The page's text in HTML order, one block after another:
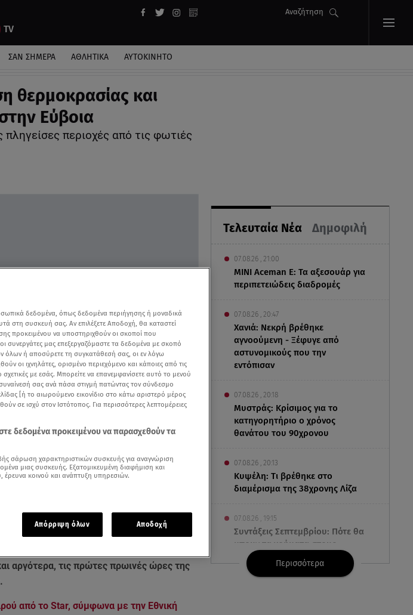
Αναζήτηση
ΣΑΝ ΣΗΜΕΡΑ ΑΘΛΗΤΙΚΑ ΑΥΤΟΚΙΝΗΤΟ
θερμοκρασίας και
Εύβοια
πληγείσες περιοχές από τις φωτιές
Τελευταία Νέα Δημοφιλή
07.08.26 , 21:00
MINI Aceman E: Τα αξεσουάρ για
περιπετειώδεις διαδρομές
07.08.26 , 20:47
Χανιά: Νεκρή βρέθηκε
αγνοούμενη - Ξέφυγε από
αστυνομικούς που την
εντόπισαν
07.08.26 , 20:18
Μυστράς: Κρίσιμος για το
κατηγορητήριο ο χρόνος
θανάτου του 90χρονου
07.08.26 , 20:13
Κυψέλη: Tι βρέθηκε στο
διαμέρισμα της 38χρονης Λίζα
07.08.26 , 19:15
Συντάξεις Σεπτεμβρίου: Πότε θα
μπουν τα χρήματα στους
λογαριασμούς
Περισσότερα
στα αποτελέσματα αναζήτησης
το meteo του Εθνικού Αστεροσκοπείου
αερίων μαζών από την περιοχή μας θα
στα ηπειρωτικά τμήματα σήμερα το
αργότερα, τις πρώτες πρωινές ώρες της
από το Star, σύμφωνα με την Εθνική
δεδομένα, όπως δεδομένα περιήγησης ή μοναδικά
στη συσκευή σας. Αν επιλέξετε Αποδοχή, θα καταστεί
προκειμένου να υποστηριχθούν οι σκοποί που
συνεργάτες μας επεξεργαζόμαστε τα δεδομένα με σκοπό
όλων ή αποσύρετε τη συγκατάθεσή σας, οι εν λόγω
οι ιχνηλάτες, ορισμένο περιεχόμενο και κάποιες από τις
σχετικές με εσάς. Μπορείτε να επανεμφανίσετε αυτό το μενού
σας ανά πάσα στιγμή πατώντας τον σύνδεσμο
[ή το αιωρούμενο εικονίδιο στο κάτω αριστερό μέρος
σε ισχύ στον Ιστότοπος. Για περισσότερες λεπτομέρειες
δεδομένα προκειμένου να παρασχεθούν τα
σάρωση χαρακτηριστικών συσκευής για αναγνώριση
μιας συσκευής. Εξατομικευμένη διαφήμιση και
έρευνα κοινού και ανάπτυξη υπηρεσιών.
Απόρριψη όλων Αποδοχή